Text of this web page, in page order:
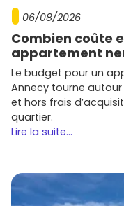
06/08/2026
Combien coûte
appartement
Le budget pour un
Annecy tourne autour
et hors frais
quartier.
Lire la suite...